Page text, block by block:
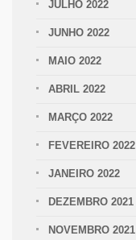
JULHO 2022
JUNHO 2022
MAIO 2022
ABRIL 2022
MARÇO 2022
FEVEREIRO 2022
JANEIRO 2022
DEZEMBRO 2021
NOVEMBRO 2021